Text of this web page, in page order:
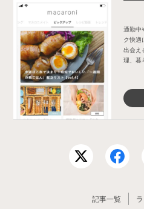
通勤中
ク快適
出会え
理、暮
記事一覧